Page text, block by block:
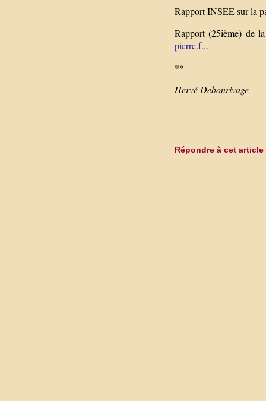
Rapport INSEE sur la
Rapport (25ième) de
pierre.f...
**
Hervé Debonrivage
Répondre à cet article